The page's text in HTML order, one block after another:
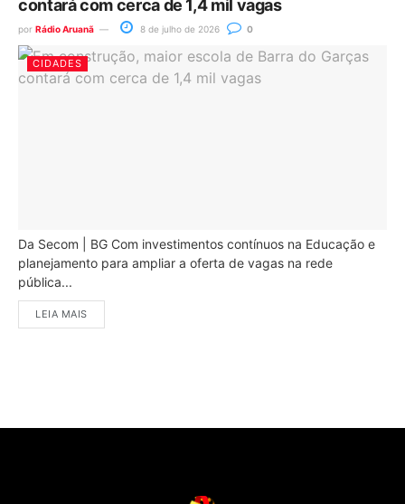
contará com cerca de 1,4 mil vagas
por Rádio Aruanã 8 de julho de 2026 0
CIDADES
Da Secom | BG Com investimentos contínuos na Educação e
planejamento para ampliar a oferta de vagas na rede
pública...
LEIA MAIS